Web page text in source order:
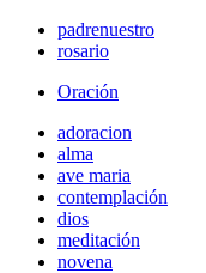
padrenuestro
rosario
Oración
adoracion
alma
ave maria
contemplación
dios
meditación
novena